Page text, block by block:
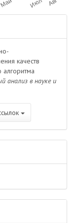
качеств
алгоритма
анализ в науке и